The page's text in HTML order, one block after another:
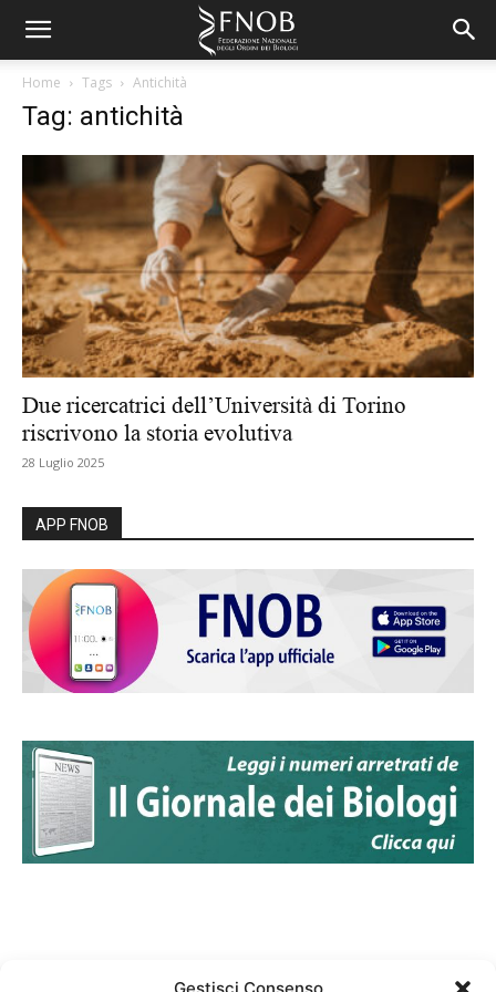
Home Tags Antichità
Tag: antichità
Due ricercatrici dell’Università di Torino
riscrivono la storia evolutiva
28 Luglio 2025
APP FNOB